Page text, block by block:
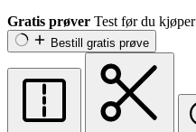
Gratis prøver Test før du kjøper
Bestill gratis prøve